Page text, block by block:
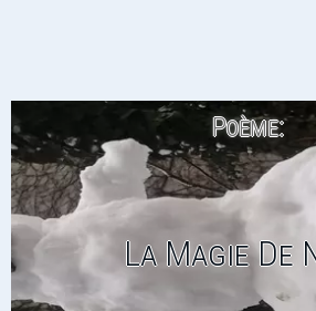
Poème:
La Magie De